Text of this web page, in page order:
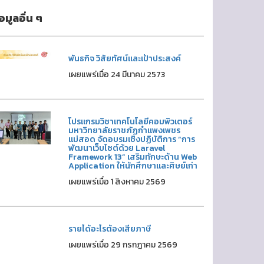
มูลอื่น ๆ
พันธกิจ วิสัยทัศน์และเป้าประสงค์
เผยแพร่เมื่อ 24 มีนาคม 2573
โปรแกรมวิชาเทคโนโลยีคอมพิวเตอร์
มหาวิทยาลัยราชภัฏกำแพงเพชร
แม่สอด จัดอบรมเชิงปฏิบัติการ “การ
พัฒนาเว็บไซต์ด้วย Laravel
Framework 13” เสริมทักษะด้าน Web
Application ให้นักศึกษาและศิษย์เก่า
เผยแพร่เมื่อ 1 สิงหาคม 2569
รายได้อะไรต้องเสียภาษี
เผยแพร่เมื่อ 29 กรกฎาคม 2569